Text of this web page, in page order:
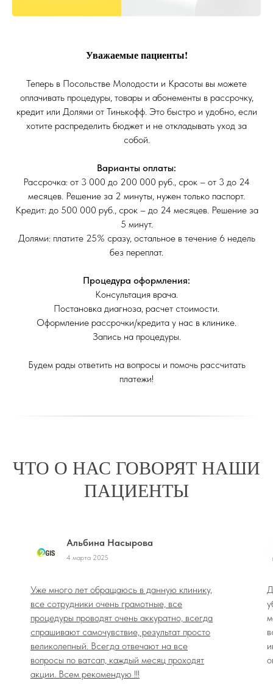
Уважаемые пациенты!
Теперь в Посольстве Молодости и Красоты вы можете
оплачивать процедуры, товары и абонементы в рассрочку,
кредит или Долями от Тинькофф. Это быстро и удобно, если
хотите распределить бюджет и не откладывать уход за
собой.
Варианты оплаты:
Рассрочка: от 3 000 до 200 000 руб., срок – от 3 до 24
месяцев. Решение за 2 минуты, нужен только паспорт.
Кредит: до 500 000 руб., срок – до 24 месяцев. Решение за
5 минут.
Долями: платите 25% сразу, остальное в течение 6 недель
без переплат.
Процедура оформления:
Консультация врача.
Постановка диагноза, расчет стоимости.
Оформление рассрочки/кредита у нас в клинике.
Запись на процедуры.
Будем рады ответить на вопросы и помочь рассчитать
платежи!
ЧТО О НАС ГОВОРЯТ НАШИ
ПАЦИЕНТЫ
Альбина Насырова
4 марта 2025
Уже много лет обращаюсь в данную клинику,
все сотрудники очень грамотные, все
процедуры проводят очень аккуратно, всегда
спрашивают самочувствие, результат просто
великолепный. Всегда отвечают на все
вопросы по ватсап, каждый месяц проходят
акции. Всем рекомендую !!!